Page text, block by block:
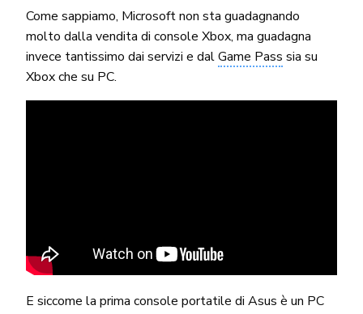
Come sappiamo, Microsoft non sta guadagnando
molto dalla vendita di console Xbox, ma guadagna
invece tantissimo dai servizi e dalGame Pass sia su
Xbox che su PC.
E siccome la prima console portatile di Asus è un PC